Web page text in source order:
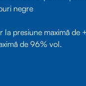
negre
presiune maximă de
de 96% vol.